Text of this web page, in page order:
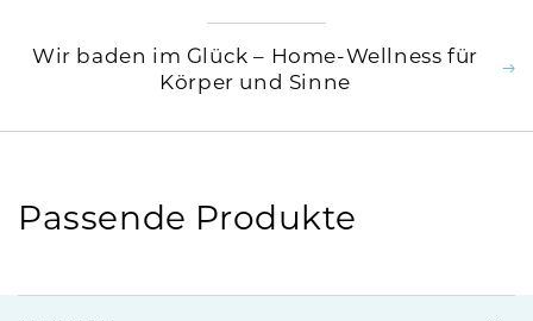
Wir baden im Glück – Home-Wellness für
Körper und Sinne
Passende Produkte